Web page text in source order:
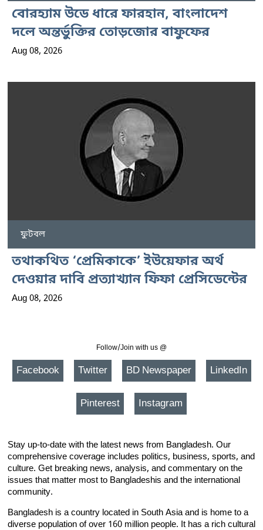
বোরহ্যাম উডে ধারে ফারহান, বাংলাদেশ
দলে অন্তর্ভুক্তির তোড়জোর বাফুফের
Aug 08, 2026
ফুটবল
তথাকথিত ‘প্রেমিকাকে’ ইউয়েফার অর্থ
দেওয়ার দাবি প্রত্যাখ্যান ফিফা প্রেসিডেন্টের
Aug 08, 2026
Follow/Join with us @
Facebook Twitter BD Newspaper LinkedIn
Pinterest Instagram
Stay up-to-date with the latest news from Bangladesh. Our
comprehensive coverage includes politics, business, sports, and
culture. Get breaking news, analysis, and commentary on the
issues that matter most to Bangladeshis and the international
community.
Bangladesh is a country located in South Asia and is home to a
diverse population of over 160 million people. It has a rich cultural